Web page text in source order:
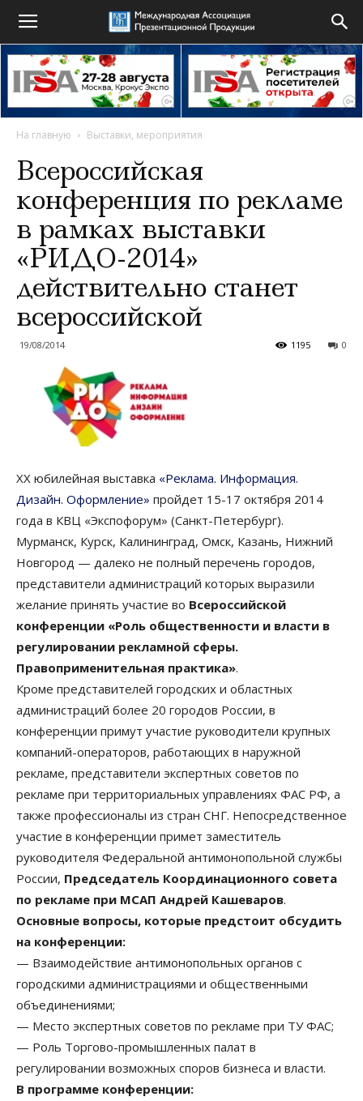
На главную Выставки, мероприятия
Всероссийская
конференция по рекламе
в рамках выставки
«РИДО-2014»
действительно станет
всероссийской
19/08/2014 0
1195
ХХ юбилейная выставка «Реклама. Информация.
Дизайн. Оформление» пройдет 15-17 октября 2014
года в КВЦ «Экспофорум» (Санкт-Петербург).
Мурманск, Курск, Калининград, Омск, Казань, Нижний
Новгород — далеко не полный перечень городов,
представители администраций которых выразили
желание принять участие во Всероссийской
конференции «Роль общественности и власти в
регулировании рекламной сферы.
Правоприменительная практика».
Кроме представителей городских и областных
администраций более 20 городов России, в
конференции примут участие руководители крупных
компаний-операторов, работающих в наружной
рекламе, представители экспертных советов по
рекламе при территориальных управлениях ФАС РФ, а
также профессионалы из стран СНГ. Непосредственное
участие в конференции примет заместитель
руководителя Федеральной антимонопольной службы
России, Председатель Координационного совета
по рекламе при МСАП Андрей Кашеваров.
Основные вопросы, которые предстоит обсудить
на конференции:
— Взаимодействие антимонопольных органов с
городскими администрациями и общественными
объединениями;
— Место экспертных советов по рекламе при ТУ ФАС;
— Роль Торгово-промышленных палат в
регулировании возможных споров бизнеса и власти.
В программе конференции: